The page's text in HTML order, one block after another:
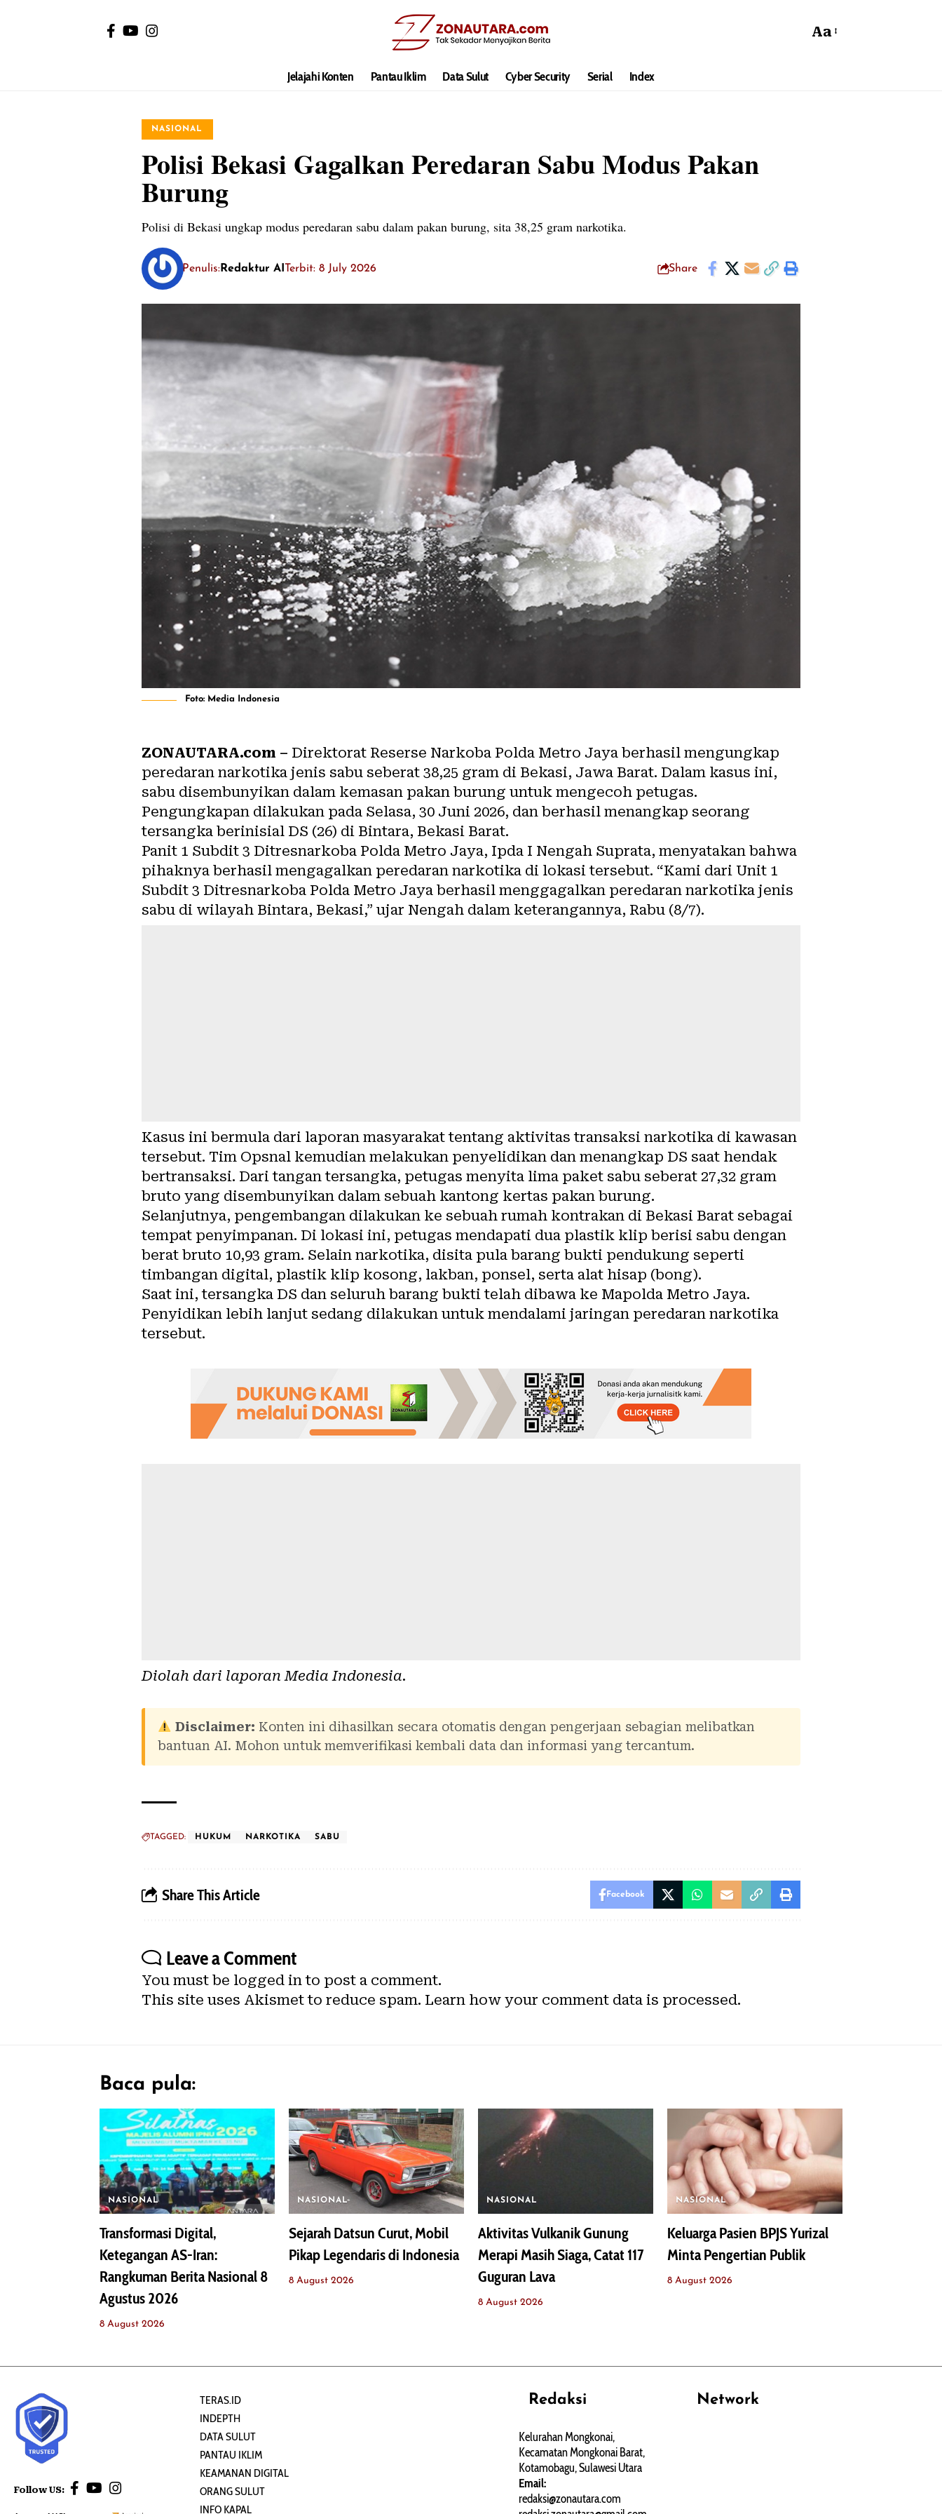
Aa
Jelajahi Konten Pantau Iklim Data Sulut Cyber Security Serial Index
NASIONAL
Polisi Bekasi Gagalkan Peredaran Sabu Modus Pakan
Burung
Polisi di Bekasi ungkap modus peredaran sabu dalam pakan burung, sita 38,25 gram narkotika.
Penulis:Redaktur AI Terbit: 8 July 2026 Share
Foto: Media Indonesia
ZONAUTARA.com – Direktorat Reserse Narkoba Polda Metro Jaya berhasil mengungkap
peredaran narkotika jenis sabu seberat 38,25 gram di Bekasi, Jawa Barat. Dalam kasus ini,
sabu disembunyikan dalam kemasan pakan burung untuk mengecoh petugas.
Pengungkapan dilakukan pada Selasa, 30 Juni 2026, dan berhasil menangkap seorang
tersangka berinisial DS (26) di Bintara, Bekasi Barat.
Panit 1 Subdit 3 Ditresnarkoba Polda Metro Jaya, Ipda I Nengah Suprata, menyatakan bahwa
pihaknya berhasil mengagalkan peredaran narkotika di lokasi tersebut. “Kami dari Unit 1
Subdit 3 Ditresnarkoba Polda Metro Jaya berhasil menggagalkan peredaran narkotika jenis
sabu di wilayah Bintara, Bekasi,” ujar Nengah dalam keterangannya, Rabu (8/7).
Kasus ini bermula dari laporan masyarakat tentang aktivitas transaksi narkotika di kawasan
tersebut. Tim Opsnal kemudian melakukan penyelidikan dan menangkap DS saat hendak
bertransaksi. Dari tangan tersangka, petugas menyita lima paket sabu seberat 27,32 gram
bruto yang disembunyikan dalam sebuah kantong kertas pakan burung.
Selanjutnya, pengembangan dilakukan ke sebuah rumah kontrakan di Bekasi Barat sebagai
tempat penyimpanan. Di lokasi ini, petugas mendapati dua plastik klip berisi sabu dengan
berat bruto 10,93 gram. Selain narkotika, disita pula barang bukti pendukung seperti
timbangan digital, plastik klip kosong, lakban, ponsel, serta alat hisap (bong).
Saat ini, tersangka DS dan seluruh barang bukti telah dibawa ke Mapolda Metro Jaya.
Penyidikan lebih lanjut sedang dilakukan untuk mendalami jaringan peredaran narkotika
tersebut.
Diolah dari laporanMedia Indonesia.
Disclaimer: Konten ini dihasilkan secara otomatis dengan pengerjaan sebagian melibatkan
bantuan AI. Mohon untuk memverifikasi kembali data dan informasi yang tercantum.
TAGGED: HUKUM NARKOTIKA SABU
Share This Article Facebook
Leave a Comment
You must be logged into post a comment.
This site uses Akismet to reduce spam. Learn how your comment data is processed.
Baca pula:
NASIONAL
Transformasi Digital,
Ketegangan AS-Iran:
Rangkuman Berita Nasional 8
Agustus 2026
8 August 2026
NASIONAL
Sejarah Datsun Curut, Mobil
Pikap Legendaris di Indonesia
8 August 2026
NASIONAL
Aktivitas Vulkanik Gunung
Merapi Masih Siaga, Catat 117
Guguran Lava
8 August 2026
NASIONAL
Keluarga Pasien BPJS Yurizal
Minta Pengertian Publik
8 August 2026
Follow US:
TERAS.ID
INDEPTH
DATA SULUT
PANTAU IKLIM
KEAMANAN DIGITAL
ORANG SULUT
INFO KAPAL
Redaksi
Kelurahan Mongkonai,
Kecamatan Mongkonai Barat,
Kotamobagu, Sulawesi Utara
Email:
redaksi@zonautara.com
Network